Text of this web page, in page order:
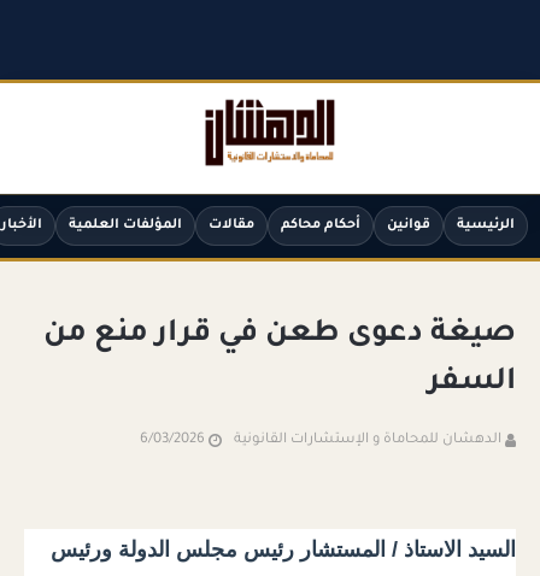
الرئيسية قوانين أحكام محاكم مقالات المؤلفات العلمية الأخبار
صيغة دعوى طعن في قرار منع من
السفر
الدهشان للمحاماة و الإستشارات القانونية 6/03/2026
السيد الاستاذ / المستشار رئيس مجلس الدولة ورئيس